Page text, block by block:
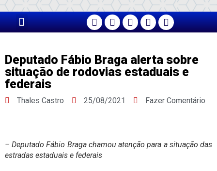
Deputado Fábio Braga alerta sobre
situação de rodovias estaduais e
federais
Thales Castro 25/08/2021 Fazer Comentário
– Deputado Fábio Braga chamou atenção para a situação das
estradas estaduais e federais